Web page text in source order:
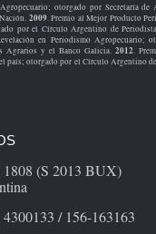
otorgado por Secretaría de
2009. Premio al Mejor Producto
por el Círculo Argentino de
en Periodismo Agropecuario;
Agrarios y el Banco Galicia. 2012.
país; otorgado por el Círculo Argentino
1808 (S 2013 BUX)
/ 156-163163